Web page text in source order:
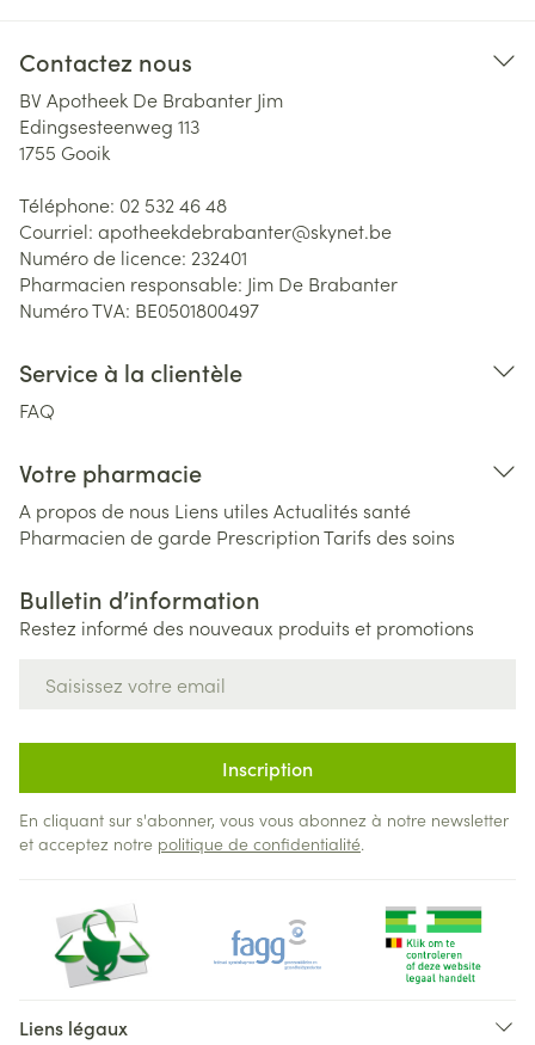
Contactez nous
BV Apotheek De Brabanter Jim
Edingsesteenweg 113
1755 Gooik
Téléphone: 02 532 46 48
Courriel: apotheekdebrabanter@skynet.be
Numéro de licence: 232401
Pharmacien responsable: Jim De Brabanter
Numéro TVA: BE0501800497
Service à la clientèle
FAQ
Votre pharmacie
A propos de nous Liens utiles Actualités santé
Pharmacien de garde PrescriptionTarifs des soins
Bulletin d’information
Restez informé des nouveaux produits et promotions
Inscription
En cliquant sur s'abonner, vous vous abonnez à notre newsletter
et acceptez notre politique de confidentialité.
Liens légaux